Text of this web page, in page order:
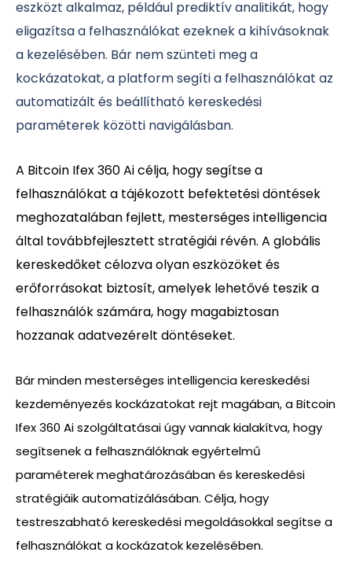
eszközt alkalmaz, például prediktív analitikát, hogy
eligazítsa a felhasználókat ezeknek a kihívásoknak
a kezelésében. Bár nem szünteti meg a
kockázatokat, a platform segíti a felhasználókat az
automatizált és beállítható kereskedési
paraméterek közötti navigálásban.
A Bitcoin Ifex 360 Ai célja, hogy segítse a
felhasználókat a tájékozott befektetési döntések
meghozatalában fejlett, mesterséges intelligencia
által továbbfejlesztett stratégiái révén. A globális
kereskedőket célozva olyan eszközöket és
erőforrásokat biztosít, amelyek lehetővé teszik a
felhasználók számára, hogy magabiztosan
hozzanak adatvezérelt döntéseket.
Bár minden mesterséges intelligencia kereskedési
kezdeményezés kockázatokat rejt magában, a Bitcoin
Ifex 360 Ai szolgáltatásai úgy vannak kialakítva, hogy
segítsenek a felhasználóknak egyértelmű
paraméterek meghatározásában és kereskedési
stratégiáik automatizálásában. Célja, hogy
testreszabható kereskedési megoldásokkal segítse a
felhasználókat a kockázatok kezelésében.